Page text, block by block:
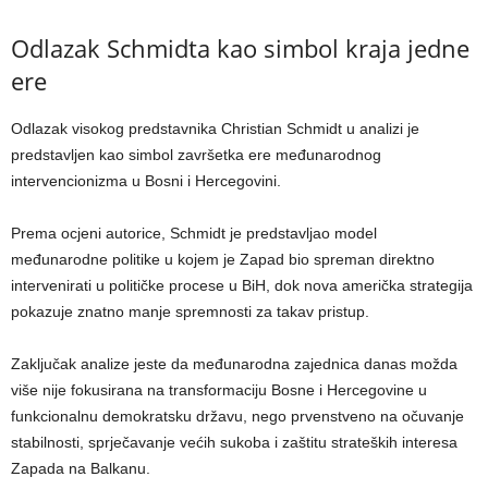
Odlazak Schmidta kao simbol kraja jedne
ere
Odlazak visokog predstavnika Christian Schmidt u analizi je
predstavljen kao simbol završetka ere međunarodnog
intervencionizma u Bosni i Hercegovini.
Prema ocjeni autorice, Schmidt je predstavljao model
međunarodne politike u kojem je Zapad bio spreman direktno
intervenirati u političke procese u BiH, dok nova američka strategija
pokazuje znatno manje spremnosti za takav pristup.
Zaključak analize jeste da međunarodna zajednica danas možda
više nije fokusirana na transformaciju Bosne i Hercegovine u
funkcionalnu demokratsku državu, nego prvenstveno na očuvanje
stabilnosti, sprječavanje većih sukoba i zaštitu strateških interesa
Zapada na Balkanu.